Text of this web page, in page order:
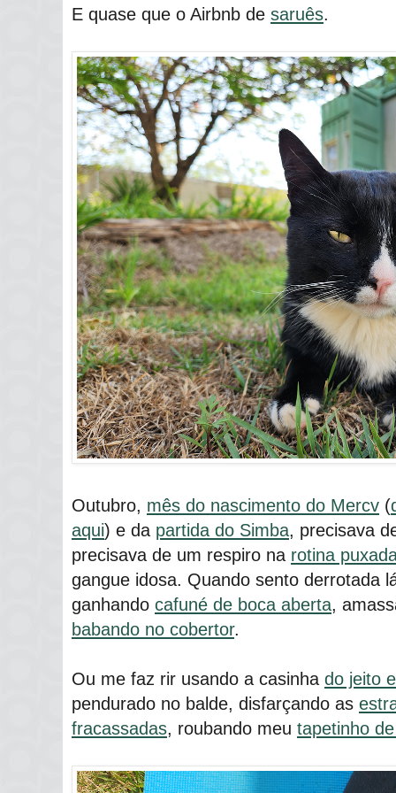
E quase que o Airbnb de saruês.
Outubro, mês do nascimento do Mercv (
aqui) e da partida do Simba, precisava
precisava de um respiro na rotina
gangue idosa. Quando sento derrotada
ganhando cafuné de boca aberta,
babando no cobertor.
Ou me faz rir usando a casinha do jeito
pendurado no balde, disfarçando as
fracassadas, roubando meu tapetinho